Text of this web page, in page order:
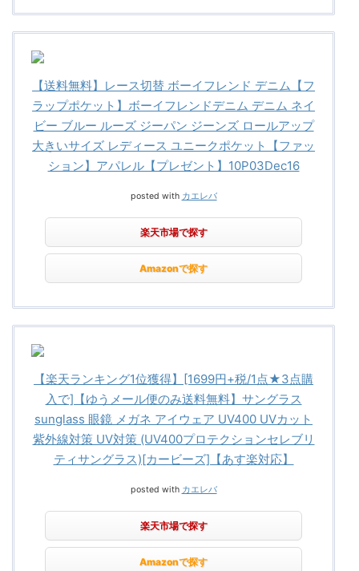
【送料無料】レース切替 ボーイフレンド デニム【フ
ラップポケット】ボーイフレンドデニム デニム ネイ
ビー ブルー ルーズ ジーパン ジーンズ ロールアップ
大きいサイズ レディース ユニークポケット【ファッ
ション】アパレル【プレゼント】10P03Dec16
posted with カエレバ
楽天市場で探す
Amazonで探す
【楽天ランキング1位獲得】[1699円+税/1点★3点購
入で]【ゆうメール便のみ送料無料】サングラス
sunglass 眼鏡 メガネ アイウェア UV400 UVカット
紫外線対策 UV対策 (UV400プロテクションセレブリ
ティサングラス)[カービーズ]【あす楽対応】
posted with カエレバ
楽天市場で探す
Amazonで探す